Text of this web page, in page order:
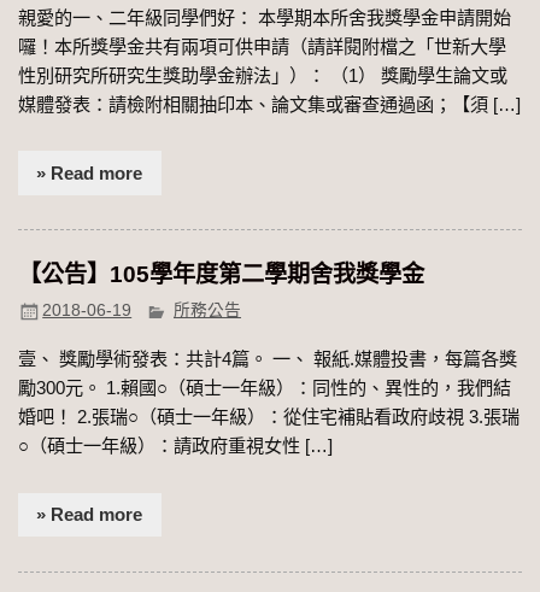
親愛的一、二年級同學們好： 本學期本所舍我獎學金申請開始
囉！本所獎學金共有兩項可供申請（請詳閱附檔之「世新大學
性別研究所研究生獎助學金辦法」）： （1） 獎勵學生論文或
媒體發表：請檢附相關抽印本、論文集或審查通過函；【須 […]
» Read more
【公告】105學年度第二學期舍我獎學金
2018-06-19 所務公告
壹、 獎勵學術發表：共計4篇。 一、 報紙.媒體投書，每篇各獎
勵300元。 1.賴國○（碩士一年級）：同性的、異性的，我們結
婚吧！ 2.張瑞○（碩士一年級）：從住宅補貼看政府歧視 3.張瑞
○（碩士一年級）：請政府重視女性 […]
» Read more